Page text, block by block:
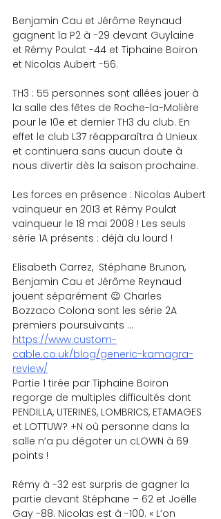
Benjamin Cau et Jérôme Reynaud
gagnent la P2 à -29 devant Guylaine
et Rémy Poulat -44 et Tiphaine Boiron
et Nicolas Aubert -56.
TH3 : 55 personnes sont allées jouer à
la salle des fêtes de Roche-la-Molière
pour le 10e et dernier TH3 du club. En
effet le club L37 réapparaîtra à Unieux
et continuera sans aucun doute à
nous divertir dès la saison prochaine.
Les forces en présence : Nicolas Aubert
vainqueur en 2013 et Rémy Poulat
vainqueur le 18 mai 2008 ! Les seuls
série 1A présents : déjà du lourd !
Elisabeth Carrez,  Stéphane Brunon,
Benjamin Cau et Jérôme Reynaud
jouent séparément 😉 Charles
Bozzaco Colona sont les série 2A
premiers poursuivants …
https://www.custom-
cable.co.uk/blog/generic-kamagra-
review/
Partie 1 tirée par Tiphaine Boiron
regorge de multiples difficultés dont
PENDILLA, UTERINES, LOMBRICS, ETAMAGES
et LOTTUW? +N où personne dans la
salle n’a pu dégoter un cLOWN à 69
points !
Rémy à -32 est surpris de gagner la
partie devant Stéphane – 62 et Joëlle
Gay -88. Nicolas est à -100. « L’on